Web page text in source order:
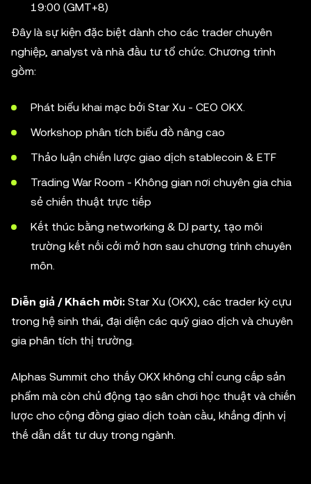
19:00 (GMT+8)
Đây là sự kiện đặc biệt dành cho các trader chuyên
nghiệp, analyst và nhà đầu tư tổ chức. Chương trình
gồm:
Phát biểu khai mạc bởi Star Xu - CEO OKX.
Workshop phân tích biểu đồ nâng cao
Thảo luận chiến lược giao dịch stablecoin & ETF
Trading War Room - Không gian nơi chuyên gia chia
sẻ chiến thuật trực tiếp
Kết thúc bằng networking & DJ party, tạo môi
trường kết nối cởi mở hơn sau chương trình chuyên
môn.
Diễn giả / Khách mời: Star Xu (OKX), các trader kỳ cựu
trong hệ sinh thái, đại diện các quỹ giao dịch và chuyên
gia phân tích thị trường.
Alphas Summit cho thấy OKX không chỉ cung cấp sản
phẩm mà còn chủ động tạo sân chơi học thuật và chiến
lược cho cộng đồng giao dịch toàn cầu, khẳng định vị
thế dẫn dắt tư duy trong ngành.